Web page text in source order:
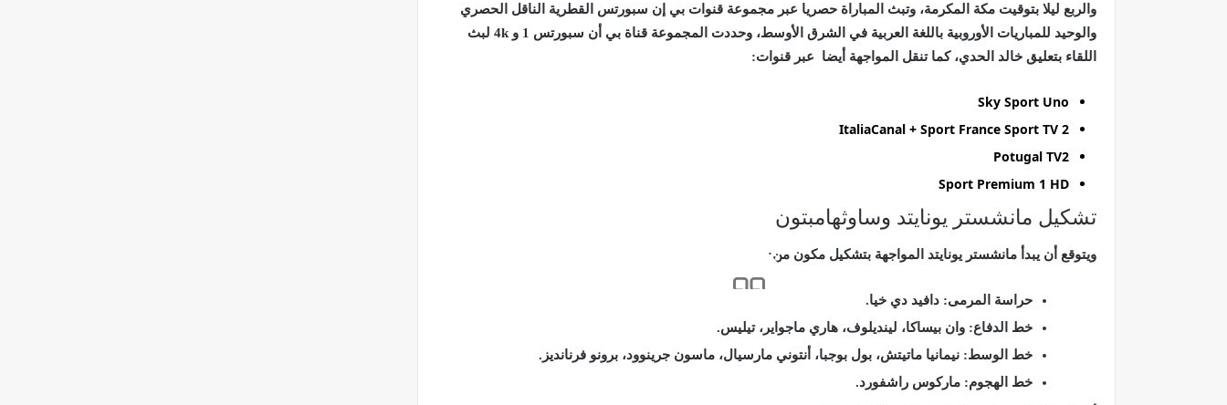
والربع ليلا بتوقيت مكة المكرمة، وتبث المباراة حصريا عبر مجموعة قنوات بي إن سبورتس القطرية الناقل الحصري
والوحيد للمباريات الأوروبية باللغة العربية في الشرق الأوسط، وحددت المجموعة قناة بي أن سبورتس 1 و 4k لبث
اللقاء بتعليق خالد الحدي، كما تنقل المواجهة أيضا عبر قنوات:
Sky Sport Uno
ItaliaCanal + Sport France Sport TV 2
Potugal TV2
Sport Premium 1 HD
تشكيل مانشستر يونايتد وساوثهامبتون
ويتوقع أن يبدأ مانشستر يونايتد المواجهة بتشكيل مكون من:
حراسة المرمى: دافيد دي خيا.
خط الدفاع: وان بيساكا، لينديلوف، هاري ماجواير، تيليس.
خط الوسط: نيمانيا ماتيتش، بول بوجبا، أنتوني مارسيال، ماسون جرينوود، برونو فرنانديز.
خط الهجوم: ماركوس راشفورد.